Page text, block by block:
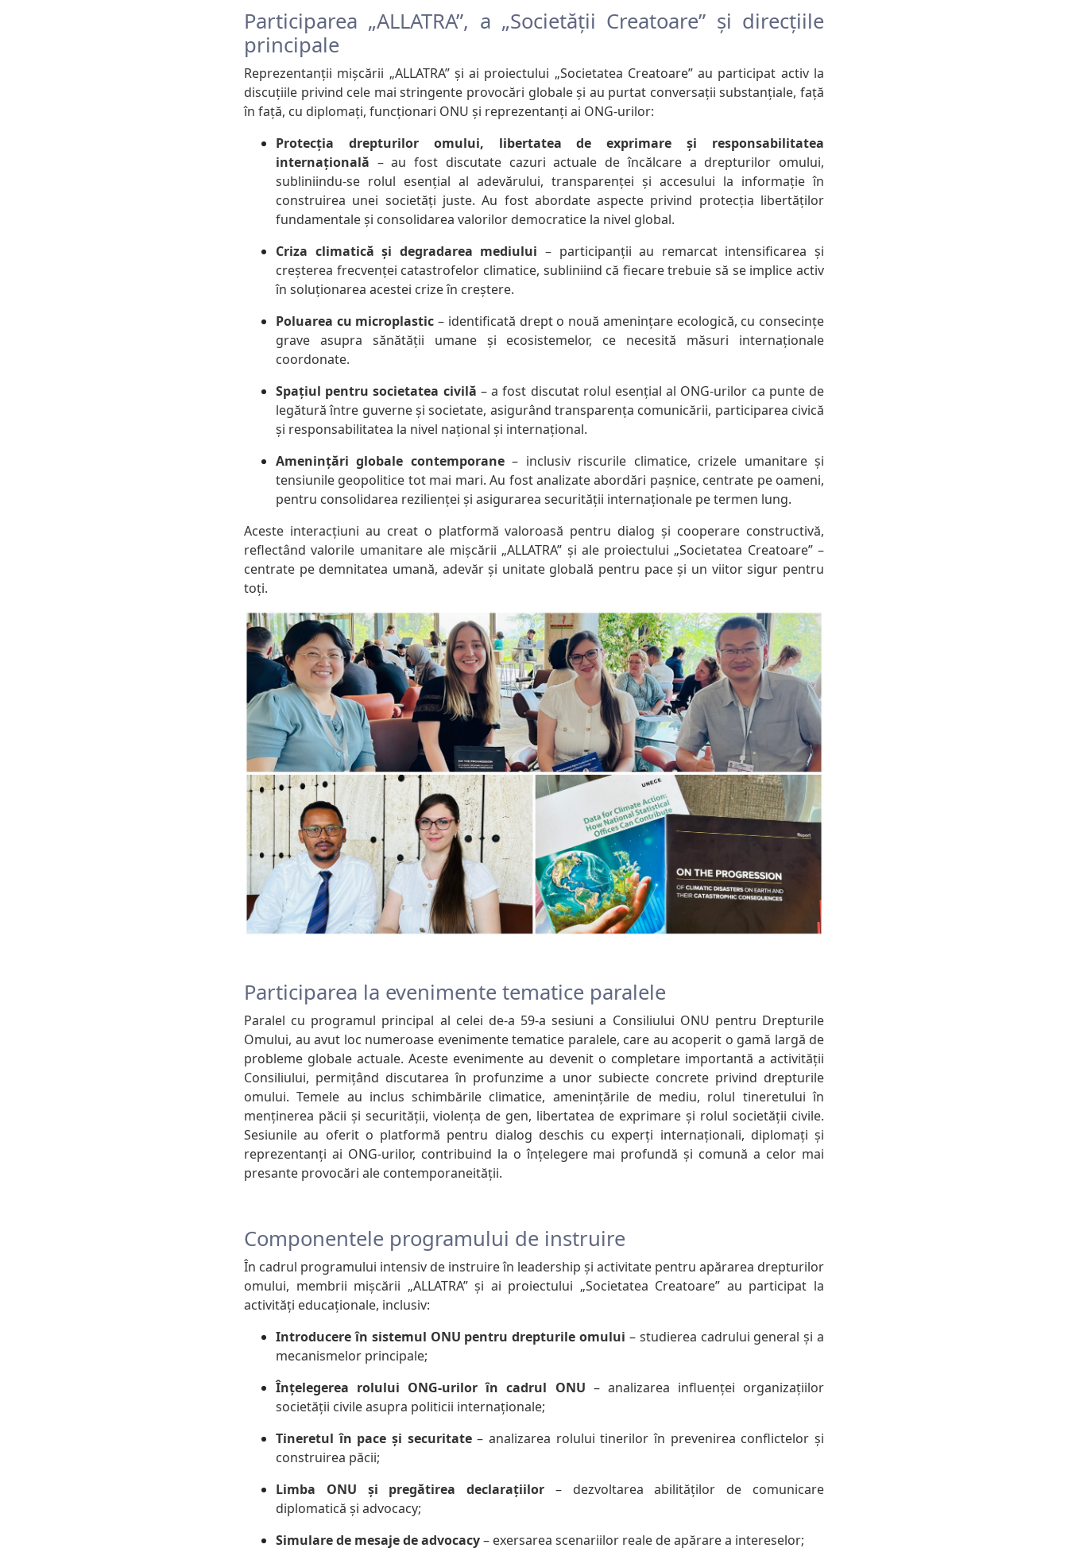
Participarea „ALLATRA”, a „Societății Creatoare” și direcțiile
principale
Reprezentanții mișcării „ALLATRA” și ai proiectului „Societatea Creatoare” au participat activ la
discuțiile privind cele mai stringente provocări globale și au purtat conversații substanțiale, față
în față, cu diplomați, funcționari ONU și reprezentanți ai ONG-urilor:
Protecția drepturilor omului, libertatea de exprimare și responsabilitatea
internațională – au fost discutate cazuri actuale de încălcare a drepturilor omului,
subliniindu-se rolul esențial al adevărului, transparenței și accesului la informație în
construirea unei societăți juste. Au fost abordate aspecte privind protecția libertăților
fundamentale și consolidarea valorilor democratice la nivel global.
Criza climatică și degradarea mediului – participanții au remarcat intensificarea și
creșterea frecvenței catastrofelor climatice, subliniind că fiecare trebuie să se implice activ
în soluționarea acestei crize în creștere.
Poluarea cu microplastic – identificată drept o nouă amenințare ecologică, cu consecințe
grave asupra sănătății umane și ecosistemelor, ce necesită măsuri internaționale
coordonate.
Spațiul pentru societatea civilă – a fost discutat rolul esențial al ONG-urilor ca punte de
legătură între guverne și societate, asigurând transparența comunicării, participarea civică
și responsabilitatea la nivel național și internațional.
Amenințări globale contemporane– inclusiv riscurile climatice, crizele umanitare și
tensiunile geopolitice tot mai mari. Au fost analizate abordări pașnice, centrate pe oameni,
pentru consolidarea rezilienței și asigurarea securității internaționale pe termen lung.
Aceste interacțiuni au creat o platformă valoroasă pentru dialog și cooperare constructivă,
reflectând valorile umanitare ale mișcării „ALLATRA” și ale proiectului „Societatea Creatoare” –
centrate pe demnitatea umană, adevăr și unitate globală pentru pace și un viitor sigur pentru
toți.
Participarea la evenimente tematice paralele
Paralel cu programul principal al celei de-a 59-a sesiuni a Consiliului ONU pentru Drepturile
Omului, au avut loc numeroase evenimente tematice paralele, care au acoperit o gamă largă de
probleme globale actuale. Aceste evenimente au devenit o completare importantă a activității
Consiliului, permițând discutarea în profunzime a unor subiecte concrete privind drepturile
omului. Temele au inclus schimbările climatice, amenințările de mediu, rolul tineretului în
menținerea păcii și securității, violența de gen, libertatea de exprimare și rolul societății civile.
Sesiunile au oferit o platformă pentru dialog deschis cu experți internaționali, diplomați și
reprezentanți ai ONG-urilor, contribuind la o înțelegere mai profundă și comună a celor mai
presante provocări ale contemporaneității.
Componentele programului de instruire
În cadrul programului intensiv de instruire în leadership și activitate pentru apărarea drepturilor
omului, membrii mișcării „ALLATRA” și ai proiectului „Societatea Creatoare” au participat la
activități educaționale, inclusiv:
Introducere în sistemul ONU pentru drepturile omului – studierea cadrului general și a
mecanismelor principale;
Înțelegerea rolului ONG-urilor în cadrul ONU – analizarea influenței organizațiilor
societății civile asupra politicii internaționale;
Tineretul în pace și securitate– analizarea rolului tinerilor în prevenirea conflictelor și
construirea păcii;
Limba ONU și pregătirea declarațiilor – dezvoltarea abilităților de comunicare
diplomatică și advocacy;
Simulare de mesaje de advocacy– exersarea scenariilor reale de apărare a intereselor;